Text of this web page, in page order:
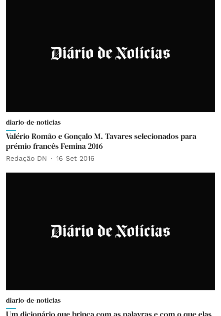
diario-de-noticias
Valério Romão e Gonçalo M. Tavares selecionados para
prémio francês Femina 2016
Redação DN 16 Set 2016
diario-de-noticias